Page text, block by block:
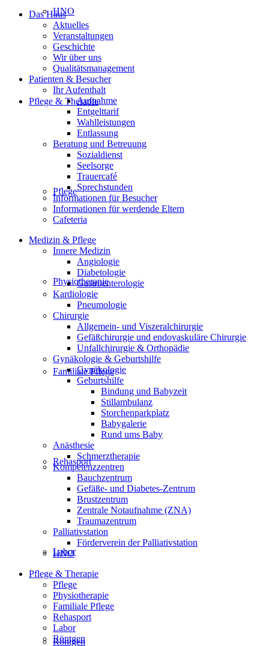
HNO
Pflege & Therapie
Pflege
Physiotherapie
Familiale Pflege
Rehasport
Labor
Röntgen
Das Haus
Aktuelles
Veranstaltungen
Geschichte
Wir über uns
Qualitätsmanagement
Patienten & Besucher
Ihr Aufenthalt
Aufnahme
Entgelttarif
Wahlleistungen
Entlassung
Beratung und Betreuung
Sozialdienst
Seelsorge
Trauercafé
Sprechstunden
Informationen für Besucher
Informationen für werdende Eltern
Cafeteria
Medizin & Pflege
Innere Medizin
Angiologie
Diabetologie
Gastroenterologie
Kardiologie
Pneumologie
Chirurgie
Allgemein- und Viszeralchirurgie
Gefäßchirurgie und endovaskuläre Chirurgie
Unfallchirurgie & Orthopädie
Gynäkologie & Geburtshilfe
Gynäkologie
Geburtshilfe
Bindung und Babyzeit
Stillambulanz
Storchenparkplatz
Babygalerie
Rund ums Baby
Anästhesie
Schmerztherapie
Kompetenzzentren
Bauchzentrum
Gefäße- und Diabetes-Zentrum
Brustzentrum
Zentrale Notaufnahme (ZNA)
Traumazentrum
Palliativstation
Förderverein der Palliativstation
HNO
Pflege & Therapie
Pflege
Physiotherapie
Familiale Pflege
Rehasport
Labor
Röntgen